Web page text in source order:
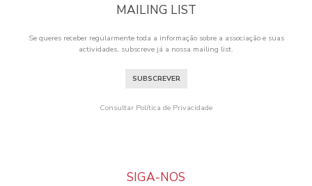
MAILING LIST
Se queres receber regularmente toda a informação sobre a associação e suas
actividades, subscreve já a nossa mailing list.
SUBSCREVER
Consultar Política de Privacidade
SIGA-NOS